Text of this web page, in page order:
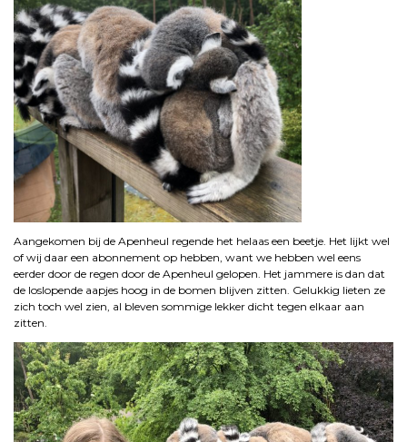
Aangekomen bij de Apenheul regende het helaas een beetje. Het lijkt wel
of wij daar een abonnement op hebben, want we hebben wel eens
eerder door de regen door de Apenheul gelopen. Het jammere is dan dat
de loslopende aapjes hoog in de bomen blijven zitten. Gelukkig lieten ze
zich toch wel zien, al bleven sommige lekker dicht tegen elkaar aan
zitten.